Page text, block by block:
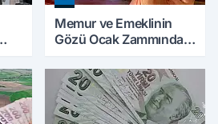
Memur ve Emeklinin
Gözü Ocak Zammında:
Olmaya Başladı